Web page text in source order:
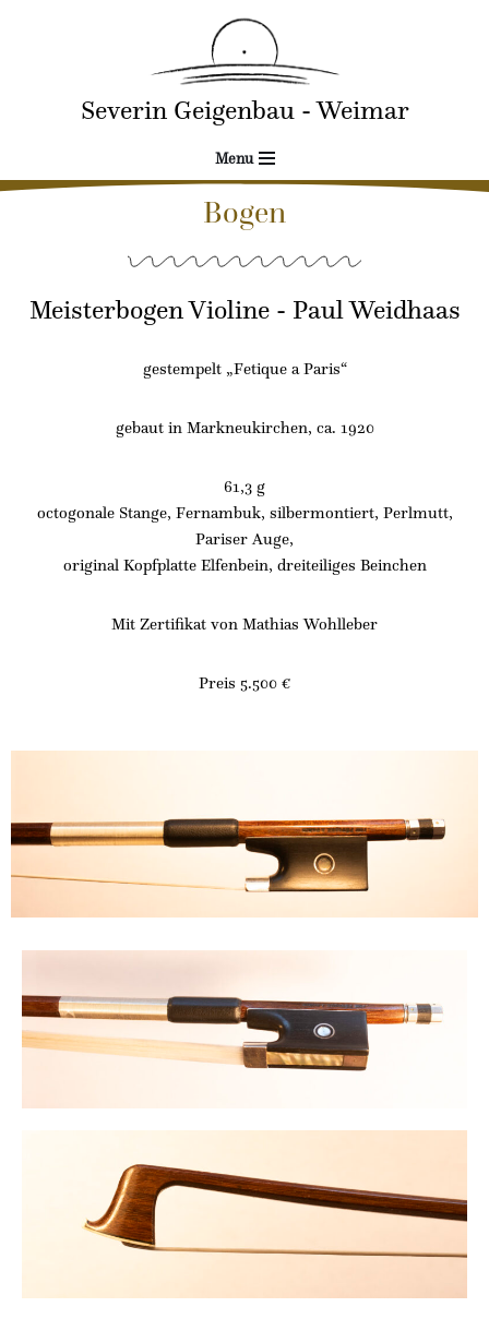
Severin Geigenbau - Weimar
Menu
Bogen
Meisterbogen Violine - Paul Weidhaas
gestempelt „Fetique a Paris“
gebaut in Markneukirchen, ca. 1920
61,3 g
octogonale Stange, Fernambuk, silbermontiert, Perlmutt,
Pariser Auge,
original Kopfplatte Elfenbein, dreiteiliges Beinchen
Mit Zertifikat von Mathias Wohlleber
Preis 5.500 €